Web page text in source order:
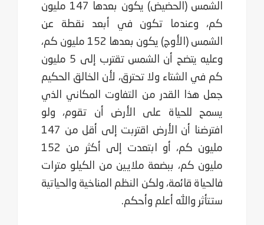
الشمس (الحضيض) يكون بعدها 147 مليون
كم، وعندما تكون في أبعد نقطة عن
الشمس (الأوج) يكون بعدها 152 مليون كم،
وعليه يتضح أن الشمس تقترب إلى 5 مليون
كم في الشتاء ولا تحترق، لأن الخالق الحكيم
جعل هذا القدر من التفاوت المكاني الذي
يسمح للحياة على الأرض أن تقوم، ولو
افترضنا أن الأرض اقتربت إلى أقل من 147
مليون كم، أو ابتعدت إلى أكثر من 152
مليون كم، ببضعة ملايين من الكيلو مترات
فالحياة قائمة، ولكن النظم المناخية والحياتية
ستتأثر والله أعلم وأحكم.